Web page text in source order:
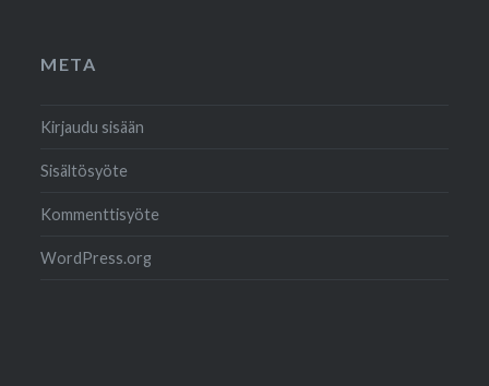
META
Kirjaudu sisään
Sisältösyöte
Kommenttisyöte
WordPress.org